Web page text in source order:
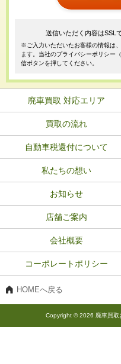
送信いただく内容はSSL
※ご入力いただいたお客様の情報は
ます。当社のプライバシーポリシー
信ボタンを押してください。
廃車買取 対応エリア
買取の流れ
自動車税還付について
私たちの想い
お知らせ
店舗ご案内
会社概要
コーポレートポリシー
HOMEへ戻る
Copyright © 2026 廃車買取